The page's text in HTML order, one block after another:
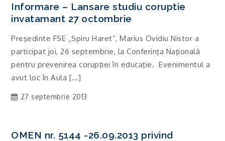
Informare – Lansare studiu coruptie
invatamant 27 octombrie
Preşedinte FSE „Spiru Haret”, Marius Ovidiu Nistor a
participat joi, 26 septembrie, la Conferinţa Naţională
pentru prevenirea corupţiei în educaţie. Evenimentul a
avut loc în Aula […]
27 septembrie 2013
OMEN nr. 5144 -26.09.2013 privind